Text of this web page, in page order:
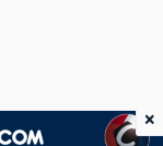
×